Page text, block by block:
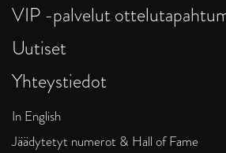
VIP -palvelut
Uutiset
Yhteystiedot
In English
Jäädytetyt numerot & Hall of Fame